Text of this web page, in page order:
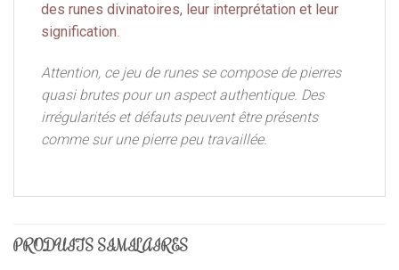
des runes divinatoires, leur interprétation et leur
signification.
Attention, ce jeu de runes se compose de pierres
quasi brutes pour un aspect authentique. Des
irrégularités et défauts peuvent être présents
comme sur une pierre peu travaillée.
PRODUITS SIMILAIRES